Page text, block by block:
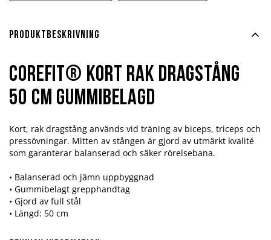
Produktbeskrivning
COREFIT® Kort Rak Dragstång
50 cm gummibelagd
Kort, rak dragstång används vid träning av biceps, triceps och
pressövningar. Mitten av stången är gjord av utmärkt kvalité
som garanterar balanserad och säker rörelsebana.
• Balanserad och jämn uppbyggnad
• Gummibelagt grepphandtag
• Gjord av full stål
• Längd: 50 cm